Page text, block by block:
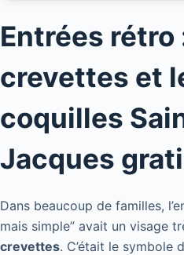
Entrées rétro
crevettes et
coquilles
Jacques
Dans beaucoup de familles,
mais simple” avait un visage
crevettes. C’était le symbole